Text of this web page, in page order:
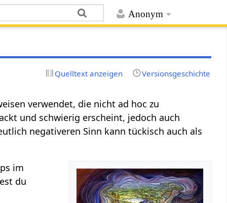
Anonym
Quelltext anzeigen Versionsgeschichte
verwendet, die nicht ad hoc zu
und schwierig erscheint, jedoch auch
negativeren Sinn kann tückisch auch als
im
du